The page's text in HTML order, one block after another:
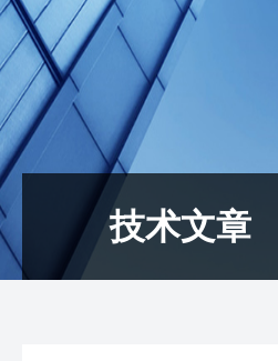
技术文章